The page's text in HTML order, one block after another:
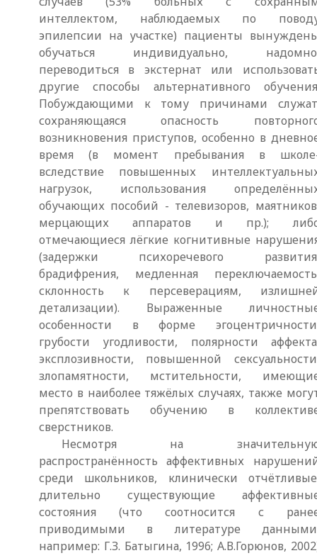
интеллектом, наблюдаемых по
эпилепсии на участке) пациенты
обучаться индивидуально,
переводиться в экстернат или
другие способы альтернативного
Побуждающими к тому причинами
сохраняющаяся опасность
возникновения приступов, особенно в
время (в момент пребывания в
вследствие повышенных
нагрузок, использования
обучающих пособий - телевизоров,
мерцающих аппаратов и пр.);
отмечающиеся лёгкие когнитивные
(задержки психоречевого
брадифрения, медленная
склонность к персеверациям,
детализации). Выраженные
особенности в форме
грубости угодливости, полярности
эксплозивности, повышенной
злопамятности, мстительности,
место в наиболее тяжёлых случаях, также
препятствовать обучению в
сверстников.
Несмотря на
распространённость аффективных
среди школьников, клинически
длительно существующие
состояния (что соотносится с
приводимыми в литературе
например: Г.З. Батыгина, 1996; А.В.Горюнов,